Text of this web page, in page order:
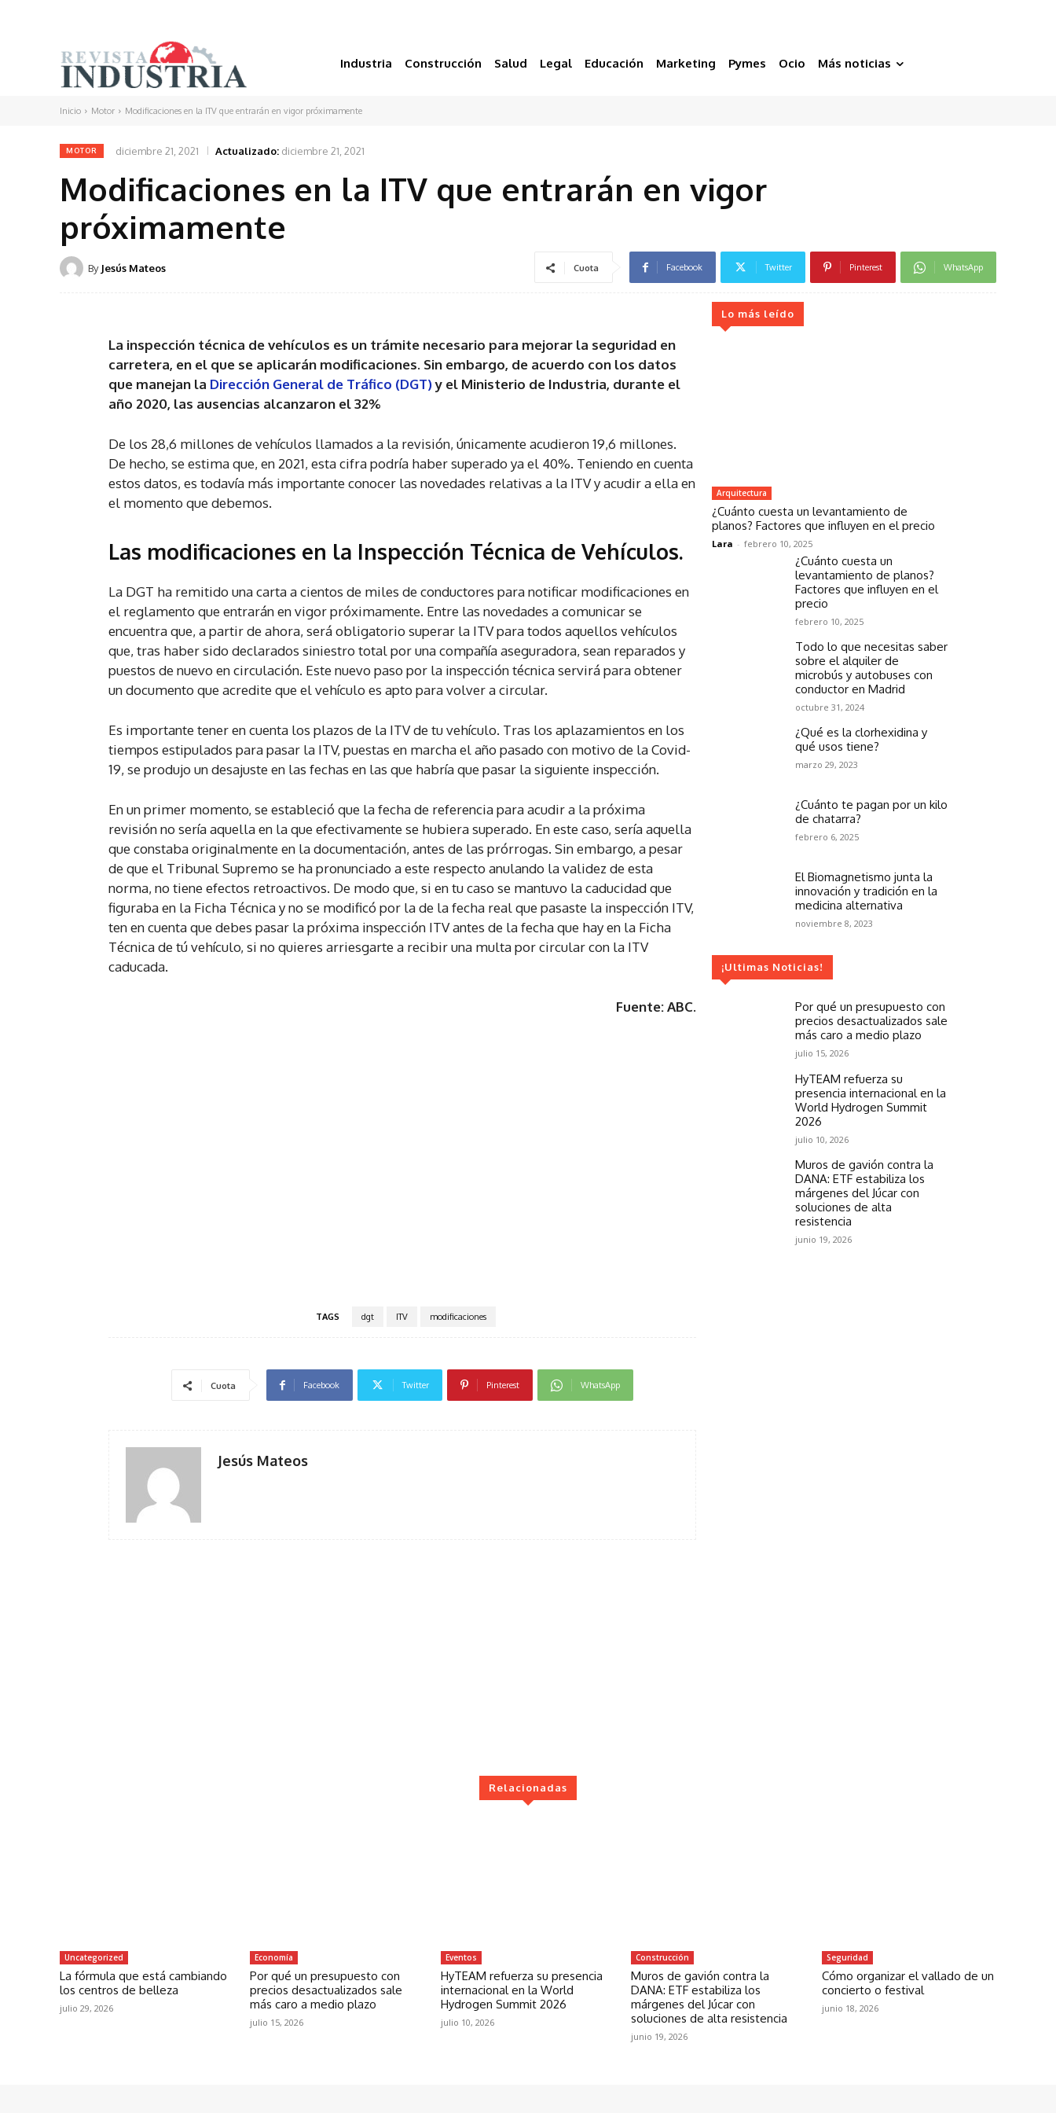
Industria Construcción Salud Legal Educación Marketing Pymes Ocio Más noticias
Inicio Motor Modificaciones en la ITV que entrarán en vigor próximamente
MOTOR diciembre 21, 2021 Actualizado: diciembre 21, 2021
Modificaciones en la ITV que entrarán en vigor
próximamente
By Jesús Mateos Cuota Facebook Twitter Pinterest WhatsApp
La inspección técnica de vehículos es un trámite necesario para mejorar la seguridad en
carretera, en el que se aplicarán modificaciones. Sin embargo, de acuerdo con los datos
que manejan la Dirección General de Tráfico (DGT)y el Ministerio de Industria, durante el
año 2020, las ausencias alcanzaron el 32%
De los 28,6 millones de vehículos llamados a la revisión, únicamente acudieron 19,6 millones.
De hecho, se estima que, en 2021, esta cifra podría haber superado ya el 40%. Teniendo en cuenta
estos datos, es todavía más importante conocer las novedades relativas a la ITV y acudir a ella en
el momento que debemos.
Las modificaciones en la Inspección Técnica de Vehículos.
La DGT ha remitido una carta a cientos de miles de conductores para notificar modificaciones en
el reglamento que entrarán en vigor próximamente. Entre las novedades a comunicar se
encuentra que, a partir de ahora, será obligatorio superar la ITV para todos aquellos vehículos
que, tras haber sido declarados siniestro total por una compañía aseguradora, sean reparados y
puestos de nuevo en circulación. Este nuevo paso por la inspección técnica servirá para obtener
un documento que acredite que el vehículo es apto para volver a circular.
Es importante tener en cuenta los plazos de la ITV de tu vehículo. Tras los aplazamientos en los
tiempos estipulados para pasar la ITV, puestas en marcha el año pasado con motivo de la Covid-
19, se produjo un desajuste en las fechas en las que habría que pasar la siguiente inspección.
En un primer momento, se estableció que la fecha de referencia para acudir a la próxima
revisión no sería aquella en la que efectivamente se hubiera superado. En este caso, sería aquella
que constaba originalmente en la documentación, antes de las prórrogas. Sin embargo, a pesar
de que el Tribunal Supremo se ha pronunciado a este respecto anulando la validez de esta
norma, no tiene efectos retroactivos. De modo que, si en tu caso se mantuvo la caducidad que
figuraba en la Ficha Técnica y no se modificó por la de la fecha real que pasaste la inspección ITV,
ten en cuenta que debes pasar la próxima inspección ITV antes de la fecha que hay en la Ficha
Técnica de tú vehículo, si no quieres arriesgarte a recibir una multa por circular con la ITV
caducada.
Fuente: ABC.
TAGS dgt ITV modificaciones
Cuota Facebook Twitter Pinterest WhatsApp
Jesús Mateos
Lo más leído
Arquitectura
¿Cuánto cuesta un levantamiento de
planos? Factores que influyen en el precio
Lara - febrero 10, 2025
¿Cuánto cuesta un
levantamiento de planos?
Factores que influyen en el
precio
febrero 10, 2025
Todo lo que necesitas saber
sobre el alquiler de
microbús y autobuses con
conductor en Madrid
octubre 31, 2024
¿Qué es la clorhexidina y
qué usos tiene?
marzo 29, 2023
¿Cuánto te pagan por un kilo
de chatarra?
febrero 6, 2025
El Biomagnetismo junta la
innovación y tradición en la
medicina alternativa
noviembre 8, 2023
¡Ultimas Noticias!
Por qué un presupuesto con
precios desactualizados sale
más caro a medio plazo
julio 15, 2026
HyTEAM refuerza su
presencia internacional en la
World Hydrogen Summit
2026
julio 10, 2026
Muros de gavión contra la
DANA: ETF estabiliza los
márgenes del Júcar con
soluciones de alta
resistencia
junio 19, 2026
Relacionadas
Uncategorized
La fórmula que está cambiando
los centros de belleza
julio 29, 2026
Economía
Por qué un presupuesto con
precios desactualizados sale
más caro a medio plazo
julio 15, 2026
Eventos
HyTEAM refuerza su presencia
internacional en la World
Hydrogen Summit 2026
julio 10, 2026
Construcción
Muros de gavión contra la
DANA: ETF estabiliza los
márgenes del Júcar con
soluciones de alta resistencia
junio 19, 2026
Seguridad
Cómo organizar el vallado de un
concierto o festival
junio 18, 2026